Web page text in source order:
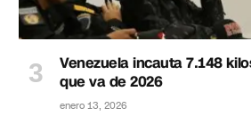
Venezuela incauta 7.148
que va de 2026
enero 13, 2026